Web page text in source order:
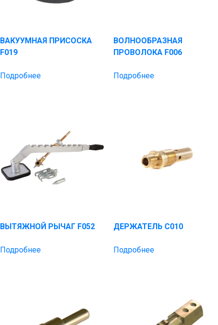
ВАКУУМНАЯ ПРИСОСКА
F019
Подробнее
ВОЛНООБРАЗНАЯ
ПРОВОЛОКА F006
Подробнее
ВЫТЯЖНОЙ РЫЧАГ F052
Подробнее
ДЕРЖАТЕЛЬ C010
Подробнее